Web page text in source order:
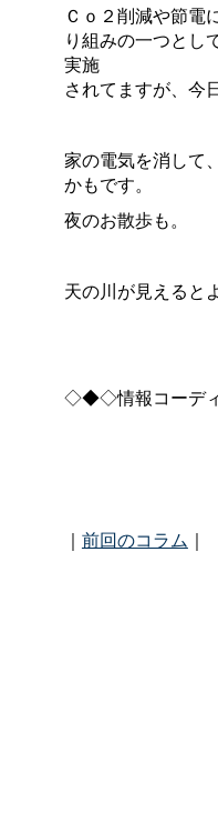
Ｃｏ２削減や節電
り組みの一つとし
実施
されてますが、今
家の電気を消して
かもです。
夜のお散歩も。
天の川が見えると
◇◆◇情報コーデ
｜ 前回のコラム ｜